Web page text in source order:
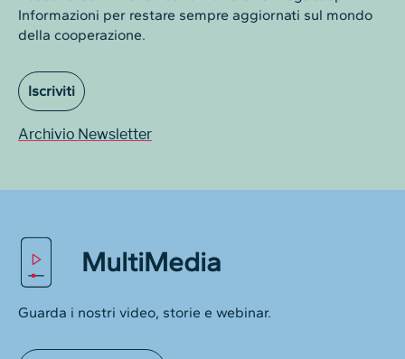
Informazioni per restare sempre aggiornati sul mondo
della cooperazione.
Iscriviti
Archivio Newsletter
MultiMedia
Guarda i nostri video, storie e webinar.